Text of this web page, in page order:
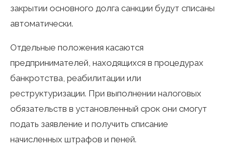
закрытии основного долга санкции будут списаны
автоматически.
Отдельные положения касаются
предпринимателей, находящихся в процедурах
банкротства, реабилитации или
реструктуризации. При выполнении налоговых
обязательств в установленный срок они смогут
подать заявление и получить списание
начисленных штрафов и пеней.